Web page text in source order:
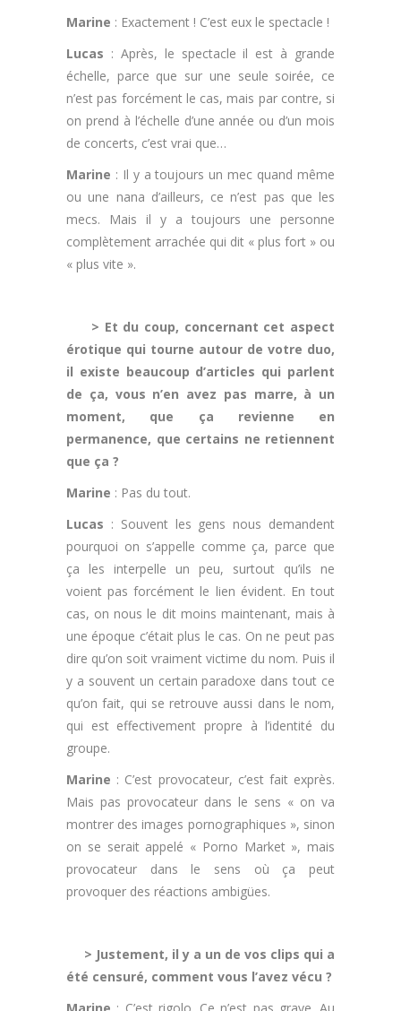
Marine : Exactement ! C’est eux le spectacle !
Lucas : Après, le spectacle il est à grande
échelle, parce que sur une seule soirée, ce
n’est pas forcément le cas, mais par contre, si
on prend à l’échelle d’une année ou d’un mois
de concerts, c’est vrai que…
Marine : Il y a toujours un mec quand même
ou une nana d’ailleurs, ce n’est pas que les
mecs. Mais il y a toujours une personne
complètement arrachée qui dit « plus fort » ou
« plus vite ».
> Et du coup, concernant cet aspect
érotique qui tourne autour de votre duo,
il existe beaucoup d’articles qui parlent
de ça, vous n’en avez pas marre, à un
moment, que ça revienne en
permanence, que certains ne retiennent
que ça ?
Marine : Pas du tout.
Lucas : Souvent les gens nous demandent
pourquoi on s’appelle comme ça, parce que
ça les interpelle un peu, surtout qu’ils ne
voient pas forcément le lien évident. En tout
cas, on nous le dit moins maintenant, mais à
une époque c’était plus le cas. On ne peut pas
dire qu’on soit vraiment victime du nom. Puis il
y a souvent un certain paradoxe dans tout ce
qu’on fait, qui se retrouve aussi dans le nom,
qui est effectivement propre à l’identité du
groupe.
Marine : C’est provocateur, c’est fait exprès.
Mais pas provocateur dans le sens « on va
montrer des images pornographiques », sinon
on se serait appelé « Porno Market », mais
provocateur dans le sens où ça peut
provoquer des réactions ambigües.
> Justement, il y a un de vos clips qui a
été censuré, comment vous l’avez vécu ?